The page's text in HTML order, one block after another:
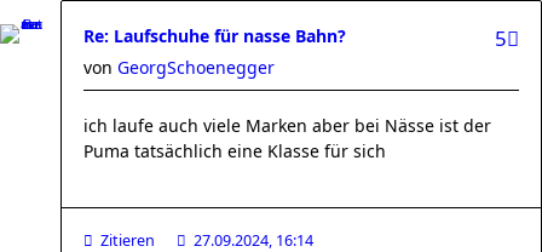
Re: Laufschuhe für nasse Bahn? 5
von GeorgSchoenegger
ich laufe auch viele Marken aber bei Nässe ist der
Puma tatsächlich eine Klasse für sich
Zitieren 27.09.2024, 16:14